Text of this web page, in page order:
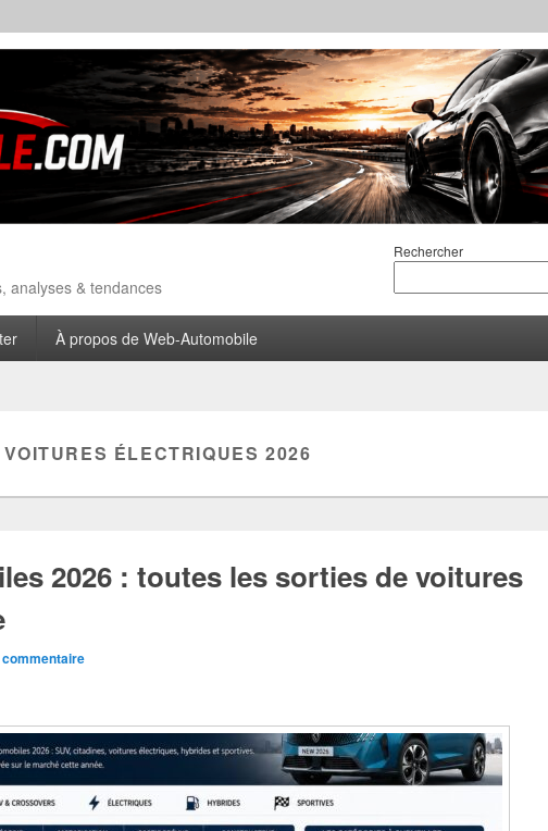
Rechercher
analyses & tendances
À propos de Web-Automobile
VOITURES ÉLECTRIQUES 2026
2026 : toutes les sorties de voitures